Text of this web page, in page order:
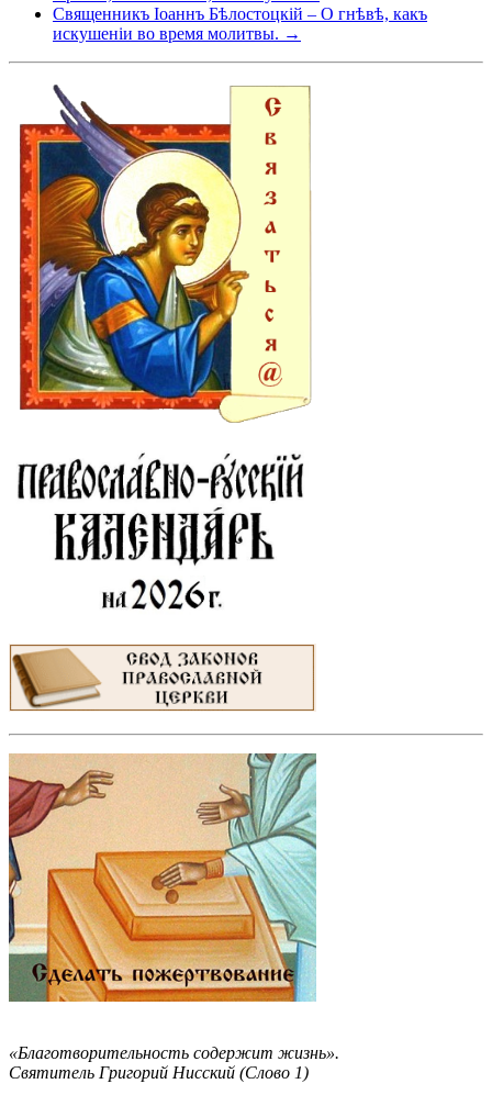
Священникъ Іоаннъ Бѣлостоцкій – О гнѣвѣ, какъ
искушеніи во время молитвы. →
«Благотворительность содержит жизнь».
Святитель Григорий Нисский (Слово 1)